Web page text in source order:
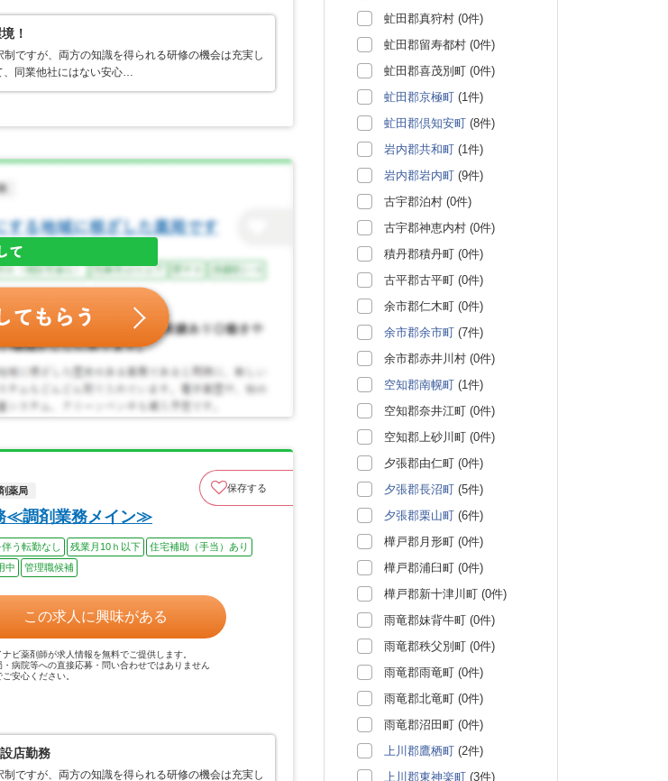
！
ですが、両方の知識を得られる研修の機会は充実し
、同業他社にはない安心…
薬局 保存する
≪調剤業務メイン≫
う転勤なし 残業月10ｈ以下
住宅補助（手当）あり
中 管理職候補
この求人に興味がある
ナビ薬剤師が求人情報を無料でご提供します。
・病院等への直接応募・問い合わせではありません
ご安心ください。
店勤務
ですが、両方の知識を得られる研修の機会は充実し
虻田郡真狩村 (0件)
虻田郡留寿都村 (0件)
虻田郡喜茂別町 (0件)
虻田郡京極町 (1件)
虻田郡倶知安町 (8件)
岩内郡共和町 (1件)
岩内郡岩内町 (9件)
古宇郡泊村 (0件)
古宇郡神恵内村 (0件)
積丹郡積丹町 (0件)
古平郡古平町 (0件)
余市郡仁木町 (0件)
余市郡余市町 (7件)
余市郡赤井川村 (0件)
空知郡南幌町 (1件)
空知郡奈井江町 (0件)
空知郡上砂川町 (0件)
夕張郡由仁町 (0件)
夕張郡長沼町 (5件)
夕張郡栗山町 (6件)
樺戸郡月形町 (0件)
樺戸郡浦臼町 (0件)
樺戸郡新十津川町 (0件)
雨竜郡妹背牛町 (0件)
雨竜郡秩父別町 (0件)
雨竜郡雨竜町 (0件)
雨竜郡北竜町 (0件)
雨竜郡沼田町 (0件)
上川郡鷹栖町 (2件)
上川郡東神楽町 (3件)